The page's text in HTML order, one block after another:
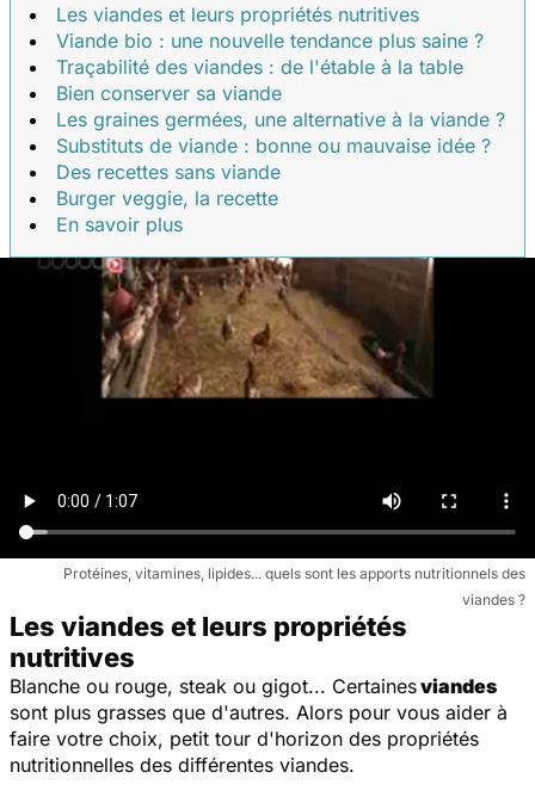
Les viandes et leurs propriétés nutritives
Viande bio : une nouvelle tendance plus saine ?
Traçabilité des viandes : de l'étable à la table
Bien conserver sa viande
Les graines germées, une alternative à la viande ?
Substituts de viande : bonne ou mauvaise idée ?
Des recettes sans viande
Burger veggie, la recette
En savoir plus
Protéines, vitamines, lipides... quels sont les apports nutritionnels des
viandes ?
Les viandes et leurs propriétés
nutritives
Blanche ou rouge, steak ou gigot... Certainesviandes
sont plus grasses que d'autres. Alors pour vous aider à
faire votre choix, petit tour d'horizon des propriétés
nutritionnelles des différentes viandes.